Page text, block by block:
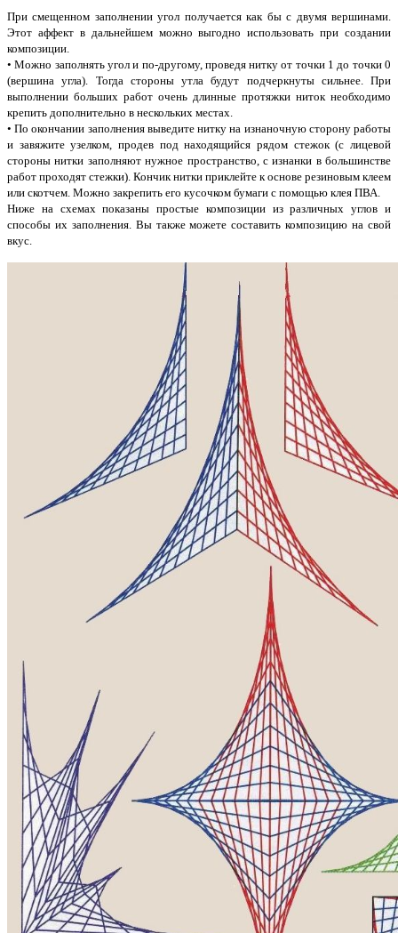
При смещенном заполнении угол получается как бы с двумя вершинами.
Этот аффект в дальнейшем можно выгодно использовать при создании
композиции.
• Можно заполнять угол и по-другому, проведя нитку от точки 1 до точки 0
(вершина угла). Тогда стороны утла будут подчеркнуты сильнее. При
выполнении больших работ очень длинные протяжки ниток необходимо
крепить дополнительно в нескольких местах.
• По окончании заполнения выведите нитку на изнаночную сторону работы
и завяжите узелком, продев под находящийся рядом стежок (с лицевой
стороны нитки заполняют нужное пространство, с изнанки в большинстве
работ проходят стежки). Кончик нитки приклейте к основе резиновым клеем
или скотчем. Можно закрепить его кусочком бумаги с помощью клея ПВА.
Ниже на схемах показаны простые композиции из различных углов и
способы их заполнения. Вы также можете составить композицию на свой
вкус.